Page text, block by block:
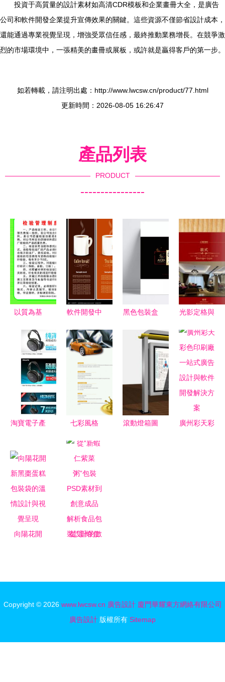
投資于高質量的設計素材如高清CDR模板和企業畫冊大全，是廣告
公司和軟件開發企業提升宣傳效果的關鍵。這些資源不僅節省設計成本，
還能通過專業視覺呈現，增強受眾信任感，最終推動業務增長。在競爭激
烈的市場環境中，一張精美的畫冊或展板，或許就是贏得客戶的第一步。
如若轉載，請注明出處：http://www.lwcsw.cn/product/77.html
更新時間：2026-08-05 16:26:47
產品列表
PRODUCT
----------------
以質為基
幕式看食品
廠公司檢驗
管理體系的
廣告設計與
制度意義
軟件開發中
管理與效率
提升實踐
黑色包裝盒
高級氛圍的
視覺敘事指
光影定格與
成都商業視
覺服務的全
方位解決方
淘寶電子產
圖片代理代
辦全攻略
七彩風格
刷、廣告與
設計的通用
魅力與軟件
開發融合
滾動燈箱圖
廣州彩天彩
向陽花開
從“新蝦仁
裝設計的數
字化流程
Copyright © 2026 www.lwcsw.cn 廣告設計 廈門華耀東方網絡有限公司
廣告設計 版權所有 Sitemap